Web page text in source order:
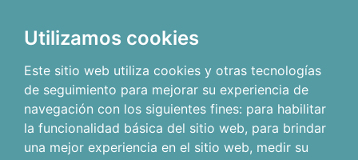
Utilizamos cookies
Este sitio web utiliza cookies y otras tecnologías
de seguimiento para mejorar su experiencia de
navegación con los siguientes fines: para habilitar
la funcionalidad básica del sitio web, para brindar
una mejor experiencia en el sitio web, medir su